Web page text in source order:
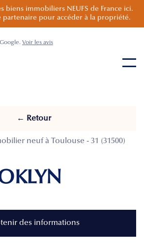
biens immobiliers NEUFS de France ici.
partenaire pour accéder à la propriété.
Voir les avis
← Retour
neuf à Toulouse - 31 (31500)
des informations